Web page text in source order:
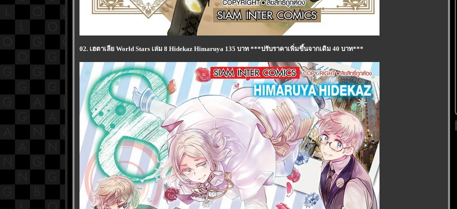
02. เฮตาเลีย World Stars เล่ม 8 Hidekaz Himaruya 135 บาท ***ปรับราคาเพิ่มขึ้นจากเดิม 40 บาท***